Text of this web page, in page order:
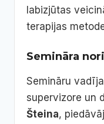
labizjūtas
terapijas
Semināra
Semināru
supervizore un
Šteina,